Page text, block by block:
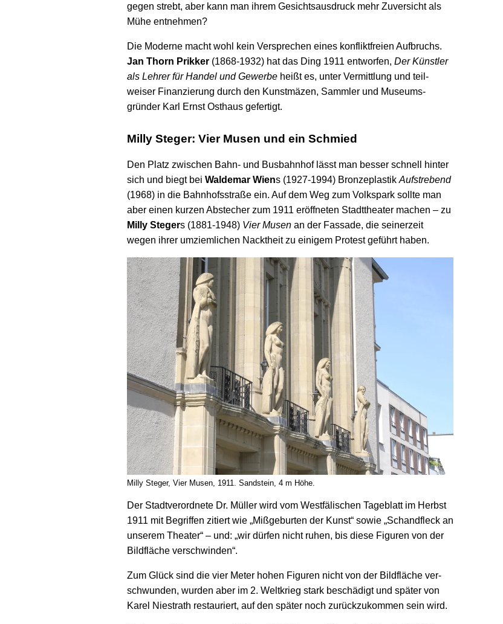
gegen strebt, aber kann man ihrem Gesichts­ausdruck mehr Zu­versicht als
Mühe ent­nehmen?
Die Moderne macht wohl kein Ver­sprechen eines konflikt­freien Auf­bruchs.
Jan Thorn Prikker (1868-1932) hat das Ding 1911 ent­worfen, Der Künst­ler
als Lehrer für Handel und Gewerbe heißt es, unter Vermitt­lung und teil­
weiser Finan­zierung durch den Kunst­mäzen, Samm­ler und Museums­
gründer Karl Ernst Ost­haus ge­fertigt.
Milly Steger: Vier Musen und ein Schmied
Den Platz zwischen Bahn- und Bus­bahnhof lässt man besser schnell hinter
sich und biegt bei Walde­mar Wiens (1927-1994) Bronze­plastik Auf­strebend
(1968) in die Bahnhofs­straße ein. Auf dem Weg zum Volks­park sollte man
aber einen kurzen Ab­stecher zum 1911 eröff­neten Stadt­theater machen – zu
Milly Stegers (1881-1948) Vier Musen an der Fassade, die seiner­zeit
wegen ihrer umziem­lichen Nackt­heit zu einigem Protest geführt haben.
Milly Steger, Vier Musen, 1911. Sandstein, 4 m Höhe.
Der Stadtverordnete Dr. Müller wird vom West­fälischen Tage­blatt im Herbst
1911 mit Begriffen zitiert wie „Miß­geburten der Kunst“ sowie „Schand­fleck an
unserem Thea­ter“ – und: „wir dürfen nicht ruhen, bis diese Figuren von der
Bild­fläche ver­schwinden“.
Zum Glück sind die vier Meter hohen Figuren nicht von der Bild­fläche ver­
schwunden, wurden aber im 2. Welt­krieg stark beschädigt und später von
Karel Nie­strath restauriert, auf den später noch zurück­zukommen sein wird.